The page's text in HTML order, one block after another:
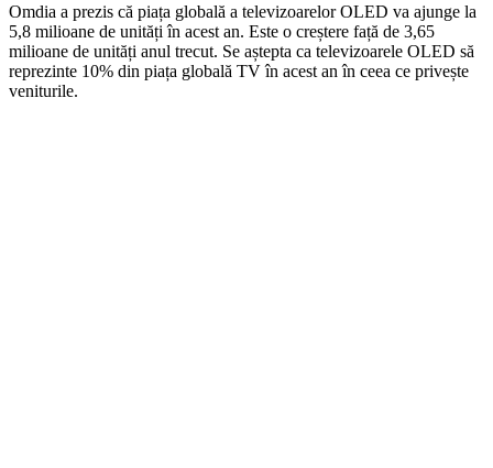
Omdia a prezis că piața globală a televizoarelor OLED va ajunge la
5,8 milioane de unități în acest an. Este o creștere față de 3,65
milioane de unități anul trecut. Se aștepta ca televizoarele OLED să
reprezinte 10% din piața globală TV în acest an în ceea ce privește
veniturile.